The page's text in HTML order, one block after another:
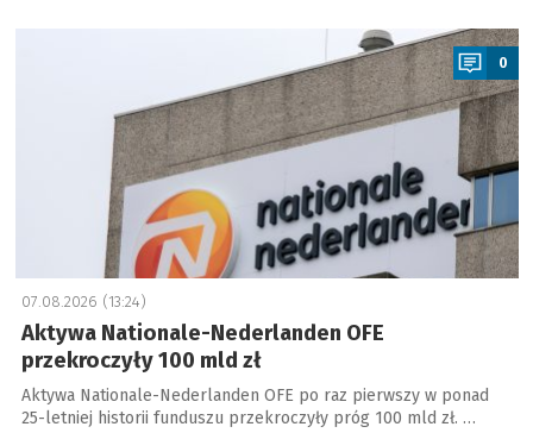
0
07.08.2026 (13:24)
Aktywa Nationale-Nederlanden OFE
przekroczyły 100 mld zł
Aktywa Nationale-Nederlanden OFE po raz pierwszy w ponad
25-letniej historii funduszu przekroczyły próg 100 mld zł. …